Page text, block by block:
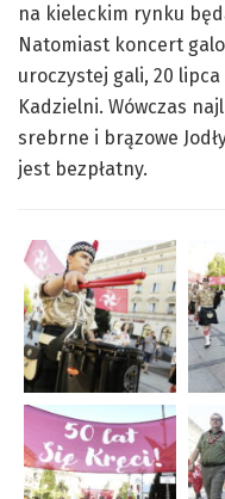
na kieleckim rynku
Natomiast koncert
uroczystej gali, 20
Kadzielni. Wówczas
srebrne i brązowe
jest bezpłatny.